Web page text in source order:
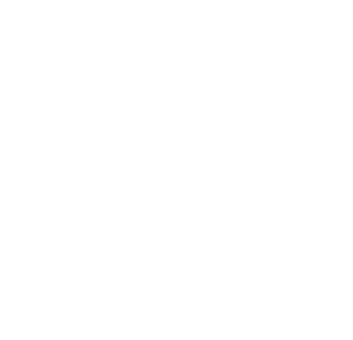
Baharat ürünü nereden alınır, Doğan Baharat ürünü nerelerde
nasıl kullanılır, Doğan Baharat ürünü nerde, Doğan Baharat ürünü
ve detaylarını LokmanAVM mağazalarında bulabilirsiniz.
#Doğan_Baharat_markası_ürünleri_satışı #Doğan_Baharat_markanın_ürünleri
#Doğan_Baharat_marka_ürünleri_satan #Doğan_Baharat_marka_ürünleri_satan_yer
#Doğan_Baharat_faydaları #Doğan_Baharat_kullanımı #Doğan_Baharat_faydalı_mı